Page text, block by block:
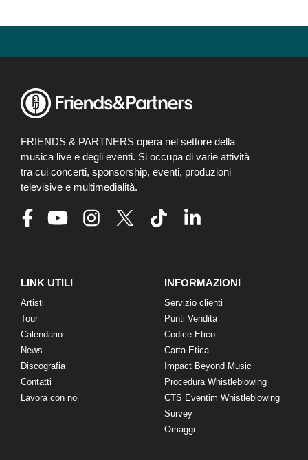
FRIENDS & PARTNERS opera nel settore della
musica live e degli eventi. Si occupa di varie attività
tra cui concerti, sponsorship, eventi, produzioni
televisive e multimedialità.
LINK UTILI
Artisti
Tour
Calendario
News
Discografia
Contatti
Lavora con noi
INFORMAZIONI
Servizio clienti
Punti Vendita
Codice Etico
Carta Etica
Impact Beyond Music
Procedura Whistleblowing
CTS Eventim Whistleblowing
Survey
Omaggi